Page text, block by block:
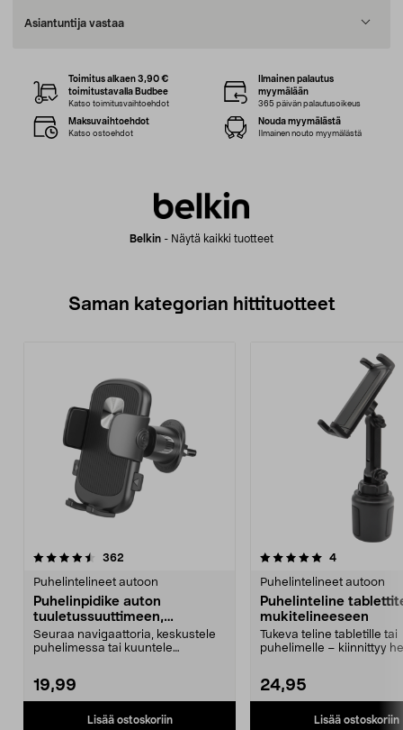
Asiantuntija vastaa
Belkin - Näytä kaikki tuotteet
Toimitus alkaen 3,90 €
toimitustavalla Budbee
Katso toimitusvaihtoehdot
Ilmainen palautus
myymälään
365 päivän palautusoikeus
Maksuvaihtoehdot
Katso ostoehdot
Nouda myymälästä
Ilmainen nouto myymälästä
Saman kategorian hittituotteet
362
Puhelintelineet autoon
Puhelinpidike auton
tuuletussuuttimeen,
puristuskiinnike
Seuraa navigaattoria, keskustele
puhelimessa tai kuuntele
19,99
Lisää ostoskoriin
5.0 viidestä
4arvostelut
Puhelintelineet autoon
Puhelinteline
mukitelineeseen
Tukeva teline tabletille tai
puhelimelle – kiinnittyy
24,95
Lisää ostoskoriin
3.5 viidestä